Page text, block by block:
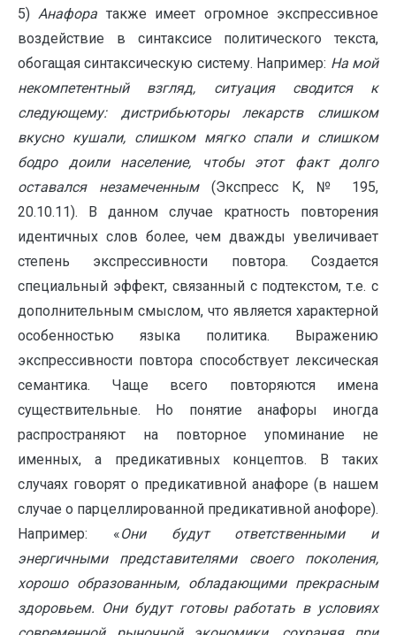
5)Анафора также имеет огромное экспрессивное
воздействие в синтаксисе политического текста,
обогащая синтаксическую систему. Например: На мой
некомпетентный взгляд, ситуация сводится к
следующему: дистрибьюторы лекарств слишком
вкусно кушали, слишком мягко спали и слишком
бодро доили население, чтобы этот факт долго
оставался незамеченным(Экспресс К, № 195,
20.10.11). В данном случае кратность повторения
идентичных слов более, чем дважды увеличивает
степень экспрессивности повтора. Создается
специальный эффект, связанный с подтекстом, т.е. с
дополнительным смыслом, что является характерной
особенностью языка политика. Выражению
экспрессивности повтора способствует лексическая
семантика. Чаще всего повторяются имена
существительные. Но понятие анафоры иногда
распространяют на повторное упоминание не
именных, а предикативных концептов. В таких
случаях говорят о предикативной анафоре (в нашем
случае о парцеллированной предикативной анофоре).
Например: «Они будут ответственными и
энергичными представителями своего поколения,
хорошо образованным, обладающими прекрасным
здоровьем. Они будут готовы работать в условиях